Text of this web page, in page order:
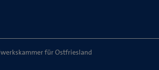
für Ostfriesland